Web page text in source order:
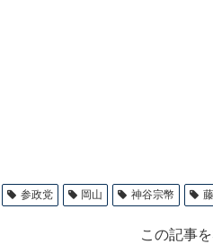
参政党 岡山 神谷宗幣
この記事